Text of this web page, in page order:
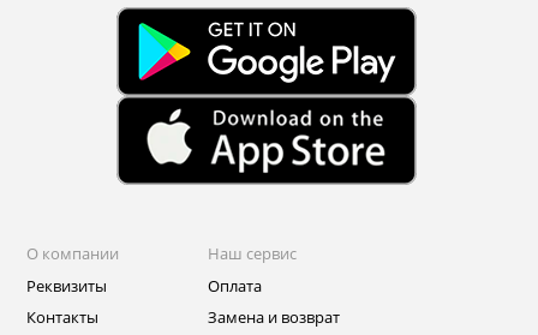
О компании
Реквизиты
Контакты
Наш сервис
Оплата
Замена и возврат